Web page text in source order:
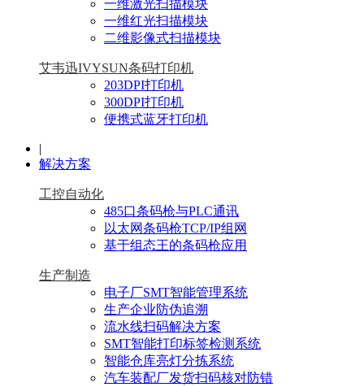
一维激光扫描模块
一维红光扫描模块
二维影像式扫描模块
艾韦迅IVYSUN条码打印机
203DPI打印机
300DPI打印机
便携式蓝牙打印机
|
解决方案
工控自动化
485口条码枪与PLC通讯
以太网条码枪TCP/IP组网
基于组态王的条码枪应用
生产制造
电子厂SMT智能管理系统
生产企业防伪追溯
流水线扫码解决方案
SMT智能打印标签检测系统
智能仓库亮灯分拣系统
汽车装配厂发货扫码核对防错